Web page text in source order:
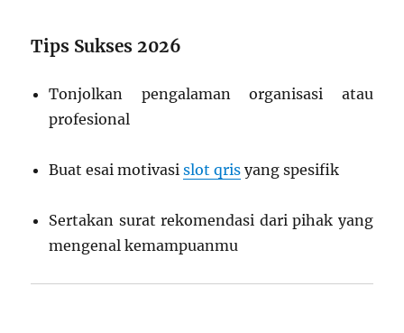
Tips Sukses 2026
Tonjolkan pengalaman organisasi atau
profesional
Buat esai motivasislot qris yang spesifik
Sertakan surat rekomendasi dari pihak yang
mengenal kemampuanmu